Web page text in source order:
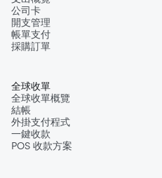
公司卡
開支管理
帳單支付
採購訂單
全球收單
全球收單概覽
結帳
外掛支付程式
一鍵收款
POS 收款方案